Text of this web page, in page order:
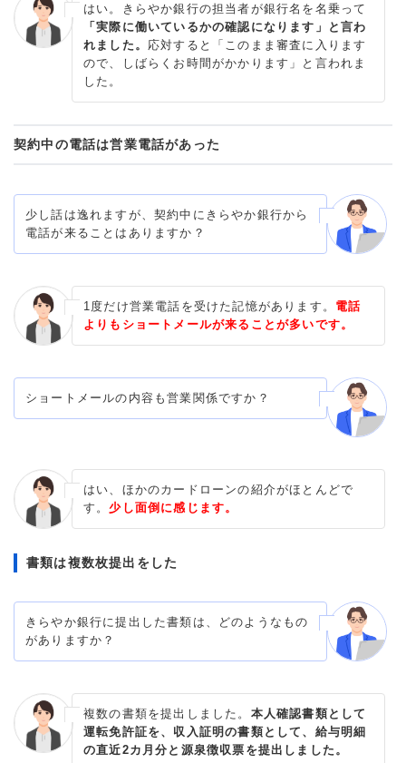
はい。きらやか銀行の担当者が銀行名を名乗って
「実際に働いているかの確認になります」と言わ
れました。 応対すると「このまま審査に入ります
ので、しばらくお時間がかかります」と言われま
した。
契約中の電話は営業電話があった
少し話は逸れますが、契約中にきらやか銀行から
電話が来ることはありますか？
1度だけ営業電話を受けた記憶があります。 電話
よりもショートメールが来ることが多いです。
ショートメールの内容も営業関係ですか？
はい、ほかのカードローンの紹介がほとんどで
す。少し面倒に感じます。
書類は複数枚提出をした
きらやか銀行に提出した書類は、どのようなもの
がありますか？
複数の書類を提出しました。 本人確認書類として
運転免許証を、収入証明の書類として、給与明細
の直近2カ月分と源泉徴収票を提出しました。